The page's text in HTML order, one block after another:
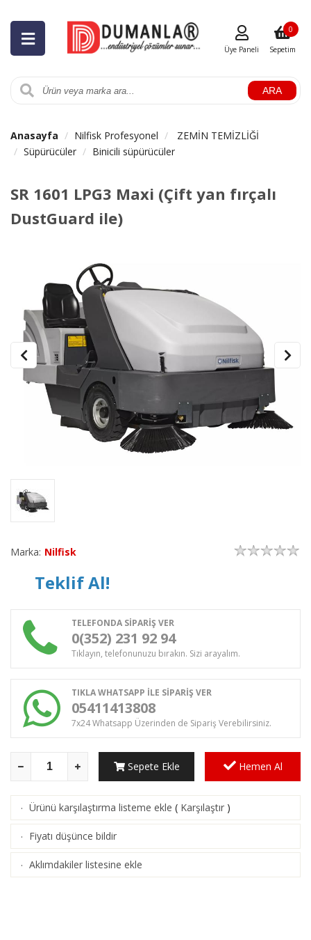
ARA
Üye Paneli Sepetim
0
Anasayfa Nilfisk Profesyonel
ZEMİN TEMİZLİĞİ
Süpürücüler
Binicili süpürücüler
SR 1601 LPG3 Maxi (Çift yan fırçalı
DustGuard ile)
Marka: Nilfisk
Teklif Al!
TELEFONDA SİPARİŞ VER
0(352) 231 92 94
Tıklayın, telefonunuzu bırakın. Sizi arayalım.
TIKLA WHATSAPP İLE SİPARİŞ VER
05411413808
7x24 Whatsapp Üzerinden de Sipariş Verebilirsiniz.
Sepete Ekle Hemen Al
· Ürünü karşılaştırma listeme ekle ( Karşılaştır )
· Fiyatı düşünce bildir
· Aklımdakiler listesine ekle